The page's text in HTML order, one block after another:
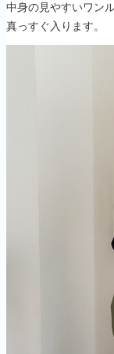
中身の見やすいワン
真っすぐ入ります。